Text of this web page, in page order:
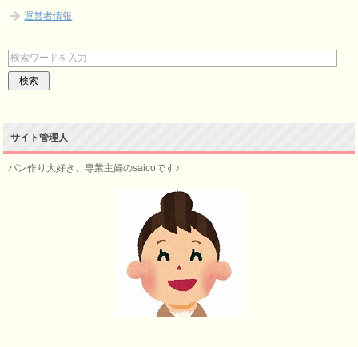
運営者情報
サイト管理人
パン作り大好き、専業主婦のsaicoです♪